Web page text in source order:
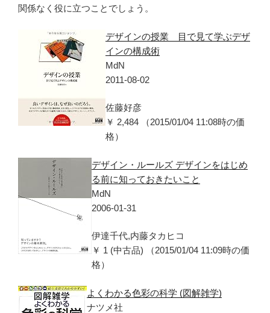
関係なく役に立つことでしょう。
デザインの授業 目で見て学ぶデザ
インの構成術
MdN
2011-08-02
佐藤好彦
￥ 2,484 （2015/01/04 11:08時の価
格）
デザイン・ルールズ デザインをはじめ
る前に知っておきたいこと
MdN
2006-01-31
伊達千代,内藤タカヒコ
￥ 1 (中古品) （2015/01/04 11:09時の価
格）
よくわかる色彩の科学 (図解雑学)
ナツメ社